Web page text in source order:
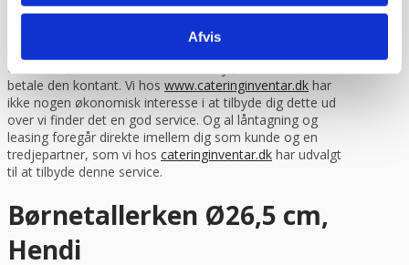
Afvis
Finansiering giver dig frihed til at bruge dine penge på den
daglige drift istedet for inventar. Det giver dig også
drømt om, men som måske er for dyr, hvis du skulle
betale den kontant. Vi hos www.cateringinventar.dk har
ikke nogen økonomisk interesse i at tilbyde dig dette ud
over vi finder det en god service. Og al låntagning og
leasing foregår direkte imellem dig som kunde og en
tredjepartner, som vi hos cateringinventar.dk har udvalgt
til at tilbyde denne service.
Børnetallerken Ø26,5 cm,
Hendi